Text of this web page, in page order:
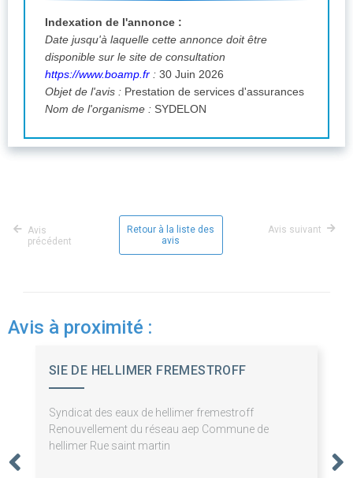
Indexation de l'annonce :
Date jusqu'à laquelle cette annonce doit être
disponible sur le site de consultation
https://www.boamp.fr : 30 Juin 2026
Objet de l'avis : Prestation de services d'assurances
Nom de l'organisme : SYDELON
Avis
précédent
Retour à la liste des
avis
Avis suivant
Avis à proximité :
SIE DE HELLIMER FREMESTROFF
Syndicat des eaux de hellimer fremestroff
Renouvellement du réseau aep Commune de
hellimer Rue saint martin